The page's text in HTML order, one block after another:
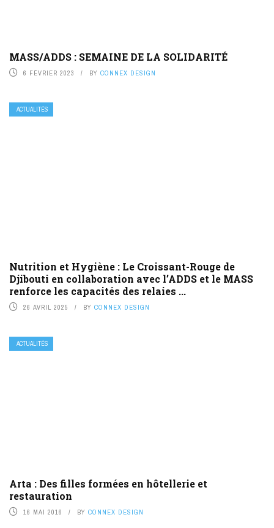
MASS/ADDS : SEMAINE DE LA SOLIDARITÉ
6 FÉVRIER 2023 BY CONNEX DESIGN
ACTUALITÉS
Nutrition et Hygiène : Le Croissant-Rouge de
Djibouti en collaboration avec l’ADDS et le MASS
renforce les capacités des relaies ...
26 AVRIL 2025 BY CONNEX DESIGN
ACTUALITÉS
Arta : Des filles formées en hôtellerie et
restauration
16 MAI 2016 BY CONNEX DESIGN